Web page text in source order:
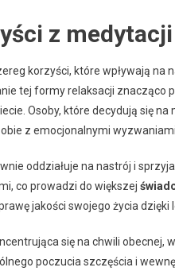
z
korzyści, które wpływają
tej formy relaksacji znacząco
Osoby, które decydują się
z emocjonalnymi wyzwaniami.
oddziałuje na nastrój i sprzyja
co prowadzi do większej
jakości swojego życia
się na chwili obecnej,
poczucia szczęścia i